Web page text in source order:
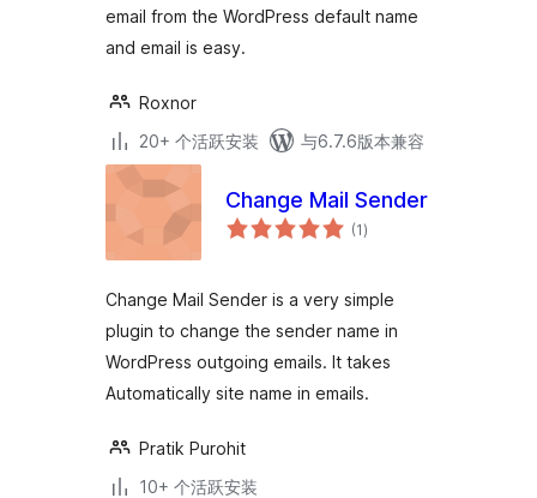
email from the WordPress default name
and email is easy.
Roxnor
20+ 个活跃安装
与6.7.6版本兼容
Change Mail Sender
(1总
评)
Change Mail Sender is a very simple
plugin to change the sender name in
WordPress outgoing emails. It takes
Automatically site name in emails.
Pratik Purohit
10+ 个活跃安装